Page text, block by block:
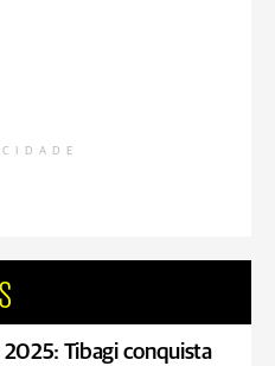
2025: Tibagi conquista